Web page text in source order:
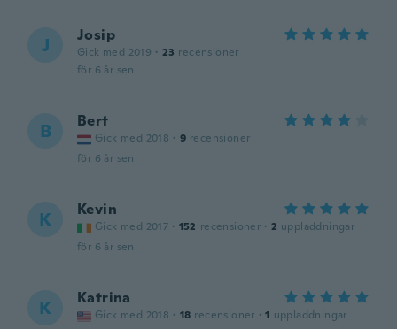
J Josip
Gick med 2019 · 23 recensioner
för 6 år sen
B Bert
Gick med 2018 · 9 recensioner
för 6 år sen
K Kevin
Gick med 2017 · 152 recensioner · 2 uppladdningar
för 6 år sen
K Katrina
Gick med 2018 · 18 recensioner · 1 uppladdningar